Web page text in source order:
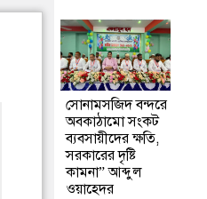
সোনামসজিদ বন্দরে
অবকাঠামো সংকট
ব্যবসায়ীদের ক্ষতি,
সরকারের দৃষ্টি
কামনা” আব্দুল
ওয়াহেদর